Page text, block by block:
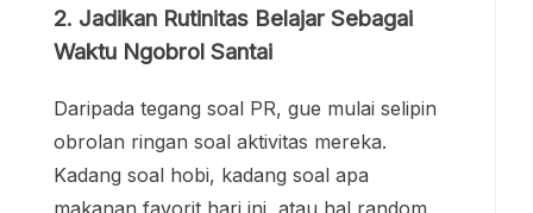
2. Jadikan Rutinitas Belajar Sebagai
Waktu Ngobrol Santai
Daripada tegang soal PR, gue mulai selipin
obrolan ringan soal aktivitas mereka.
Kadang soal hobi, kadang soal apa
makanan favorit hari ini, atau hal random